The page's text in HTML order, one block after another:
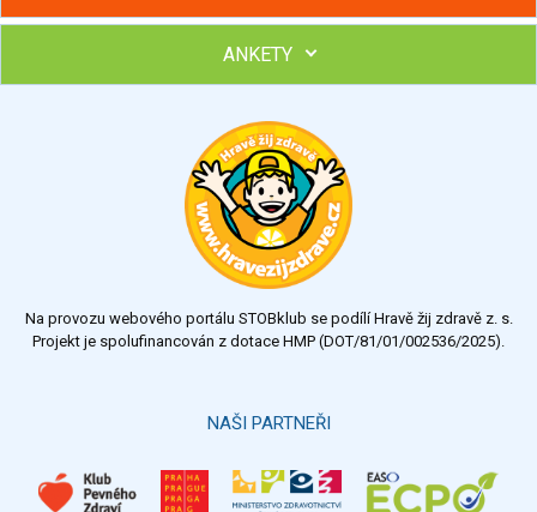
Hubněte s podporou lektorky a skupiny v kurzech STOBu
Chcete poradit s hubnutím? Najděte si odborníka STOBu ve
ANKETY
Výsledky Všechny ankety
Na provozu webového portálu STOBklub se podílí Hravě žij zdravě z. s.
Projekt je spolufinancován z dotace HMP (DOT/81/01/002536/2025).
NAŠI PARTNEŘI